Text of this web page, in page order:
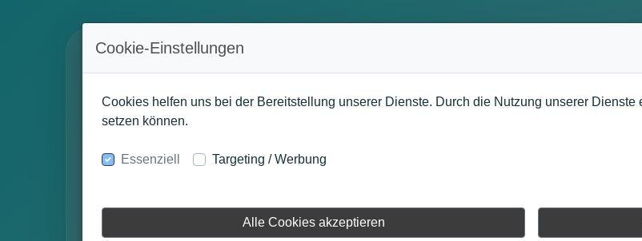
Dieser Sommer
wird
ZEHNSATIONELL
Spürbar stärker, beweglicher und
Cookie-Einstellungen
Cookies helfen uns bei der Bereitstellung unserer Dienste. Durch die Nutzung unserer
setzen können.
Essenziell Targeting / Werbung
Alle Cookies akzeptieren